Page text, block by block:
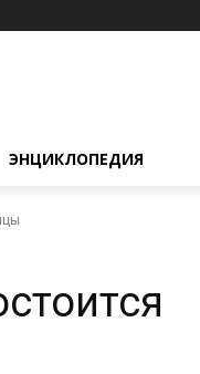
ЭНЦИКЛОПЕДИЯ